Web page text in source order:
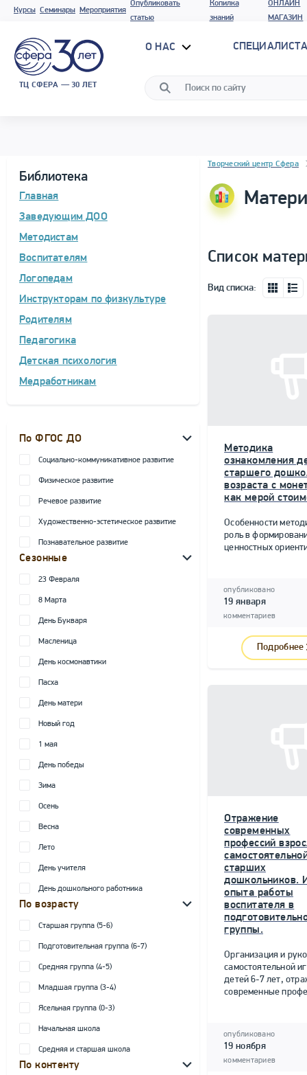
Курсы Семинары Мероприятия
Опубликовать
статью
Копилка
знаний
ОНЛАЙН
МАГАЗИН
ТЦ СФЕРА — 30 ЛЕТ
О НАС
Библиотека
Главная
Заведующим ДОО
Методистам
Воспитателям
Логопедам
Инструкторам по физкультуре
Родителям
Педагогика
Детская психология
Медработникам
По ФГОС ДО
Социально-коммуникативное развитие
Физическое развитие
Речевое развитие
Художественно-эстетическое развитие
Познавательное развитие
Сезонные
23 Февраля
8 Марта
День Букваря
Масленица
День космонавтики
Пасха
День матери
Новый год
1 мая
День победы
Зима
Осень
Весна
Лето
День учителя
День дошкольного работника
По возрасту
Старшая группа (5-6)
Подготовительная группа (6-7)
Средняя группа (4-5)
Младшая группа (3-4)
Ясельная группа (0-3)
Начальная школа
Средняя и старшая школа
По контенту
Блок новостей
Творческий центр Сфера
Список
Вид списка:
Методика
ознакомления
старшего
возраста с
как мерой
Особенности
роль в
ценностных
опубликовано
19 января
комментариев
Подробнее
Отражение
современных
профессий
старших
дошкольников.
опыта работы
воспитателя в
группы.
Организация и
самостоятельной
детей 6-7 лет,
современные
опубликовано
19 ноября
комментариев